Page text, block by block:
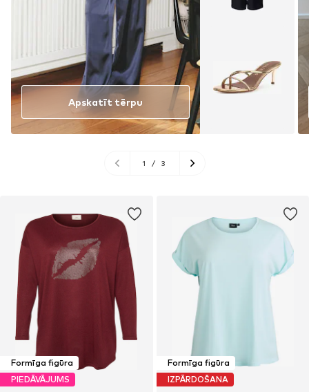
Formīga figūra
PIEDĀVĀJUMS
Formīga figūra
IZPĀRDOŠANA
Apskatīt tērpu
1 / 3